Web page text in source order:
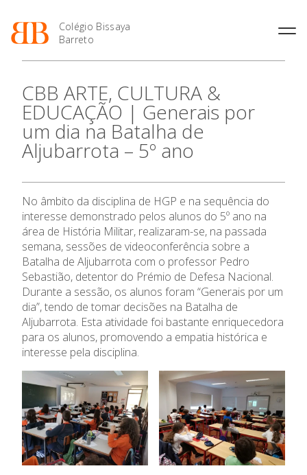
Colégio Bissaya
Barreto
O Colégio
Projeto Educativo
Organização
Colaboradores Docentes
Colaboradores Não
Ofertas de emprego
Regulamentos
Jornal “O Coreto”
Privacidade
Oferta Formativa
Enriquecimento Curricular
Oferta Curricular
Atividades Extracurriculares
Serviços
Letiva
Academia de Línguas
Ensino Profissional
Profissionais
Matrículas
Horários e Manuais
Curso de Técnico de
Termalismo
Curso de Técnico/a de Apoio
à Família e à Comunidade
Ofertas de Emprego
Ano Letivo
2027
Calendários
Portal do Professor
Portal do Aluno/Encarregado
de Educação
SIGE
Secretariado de Exames
Admissão
Informações
APEE
Notícias
CBB ARTE, CULTURA &
EDUCAÇÃO | Generais por
um dia na Batalha de
Aljubarrota – 5º ano
No âmbito da disciplina de HGP e na sequência do
interesse demonstrado pelos alunos do 5º ano na
área de História Militar, realizaram-se, na passada
semana, sessões de videoconferência sobre a
Batalha de Aljubarrota com o professor Pedro
Sebastião, detentor do Prémio de Defesa Nacional.
Durante a sessão, os alunos foram “Generais por um
dia”, tendo de tomar decisões na Batalha de
Aljubarrota. Esta atividade foi bastante enriquecedora
para os alunos, promovendo a empatia histórica e
interesse pela disciplina.